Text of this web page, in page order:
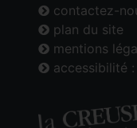
contactez-
plan du site
mentions
accessibilité